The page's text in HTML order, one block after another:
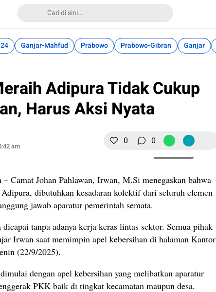
Ganjar-Mahfud Prabowo Prabowo-Gibran Ganjar
Adipura Tidak Cukup
Harus Aksi Nyata
am 0 0
Camat Johan Pahlawan, Irwan, M.Si menegaskan bahwa
dibutuhkan kesadaran kolektif dari seluruh elemen
jawab aparatur pemerintah semata.
tanpa adanya kerja keras lintas sektor. Semua pihak
Irwan saat memimpin apel kebersihan di halaman Kantor
(22/9/2025).
dengan apel kebersihan yang melibatkan aparatur
PKK baik di tingkat kecamatan maupun desa.